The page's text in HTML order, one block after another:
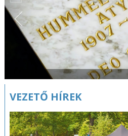
VEZETŐ HÍREK